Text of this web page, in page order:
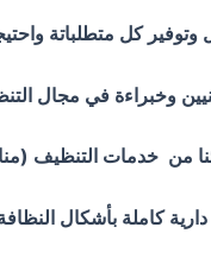
كل متطلباتة
وخبراءة في مجال
من خدمات التنظيف
كاملة بأشكال